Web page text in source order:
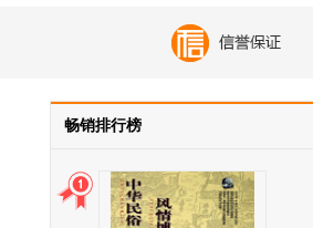
畅销排行榜